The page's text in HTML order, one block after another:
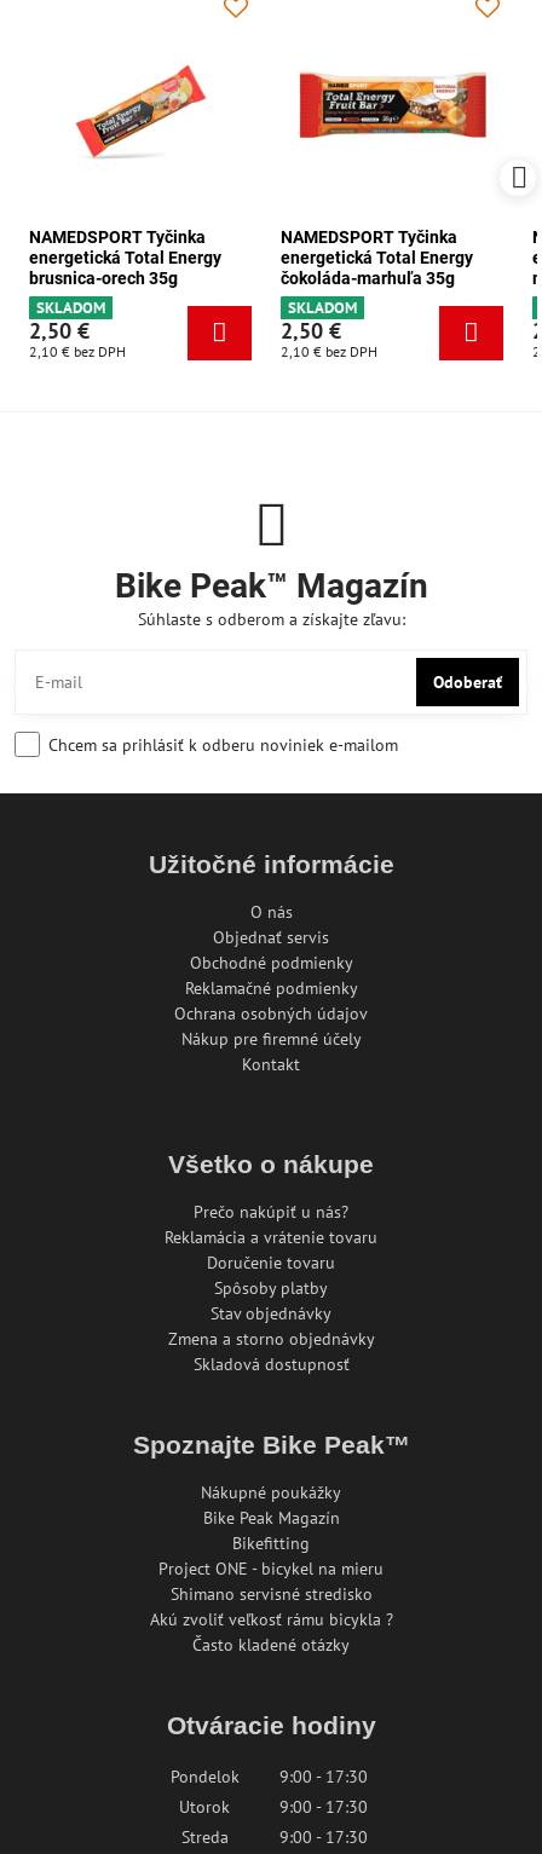
NAMEDSPORT Tyčinka
energetická Total Energy
brusnica-orech 35g
SKLADOM
2,50 €
2,10 € bez DPH
NAMEDSPORT Tyčinka
energetická Total Energy
čokoláda-marhuľa 35g
SKLADOM
2,50 €
2,10 € bez DPH
Bike Peak™ Magazín
Súhlaste s odberom a získajte zľavu:
Odoberať
Chcem sa prihlásiť k odberu noviniek e-mailom
Užitočné informácie
O nás
Objednať servis
Obchodné podmienky
Reklamačné podmienky
Ochrana osobných údajov
Nákup pre firemné účely
Kontakt
Všetko o nákupe
Prečo nakúpiť u nás?
Reklamácia a vrátenie tovaru
Doručenie tovaru
Spôsoby platby
Stav objednávky
Zmena a storno objednávky
Skladová dostupnosť
Spoznajte Bike Peak™
Nákupné poukážky
Bike Peak Magazín
Bikefitting
Project ONE - bicykel na mieru
Shimano servisné stredisko
Akú zvoliť veľkosť rámu bicykla ?
Často kladené otázky
Otváracie hodiny
Pondelok
9:00 - 17:30
Utorok
9:00 - 17:30
Streda
9:00 - 17:30